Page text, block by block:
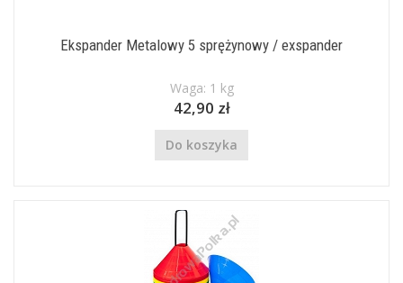
Ekspander Metalowy 5 sprężynowy / exspander
Waga: 1 kg
42,90 zł
Do koszyka